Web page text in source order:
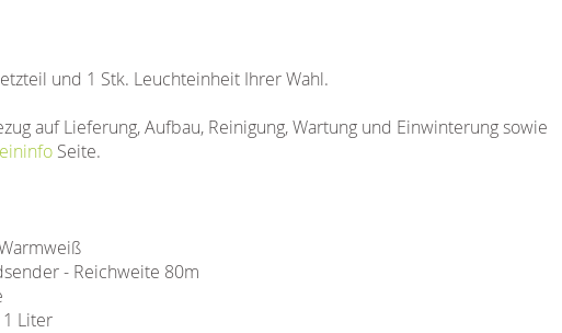
und 1 Stk. Leuchteinheit Ihrer Wahl.
auf Lieferung, Aufbau, Reinigung, Wartung und Einwinterung sowie
Seite.
- Reichweite 80m
Liter